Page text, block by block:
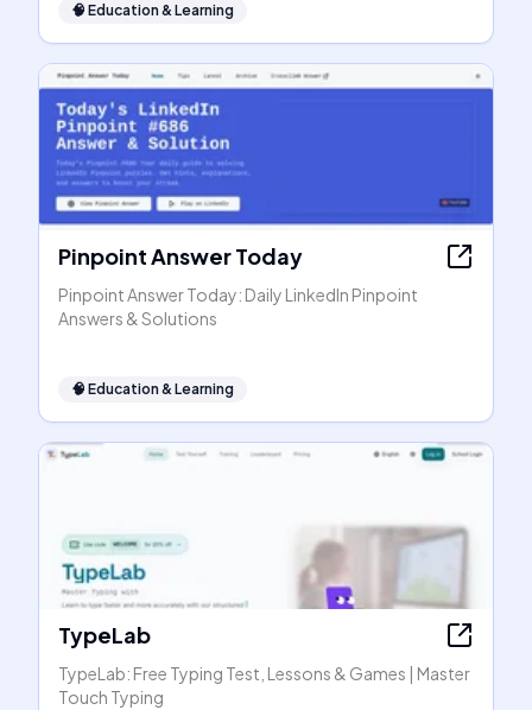
🧠 Education & Learning
Pinpoint Answer Today
Pinpoint Answer Today: Daily LinkedIn Pinpoint
Answers & Solutions
🧠 Education & Learning
TypeLab
TypeLab: Free Typing Test, Lessons & Games | Master
Touch Typing